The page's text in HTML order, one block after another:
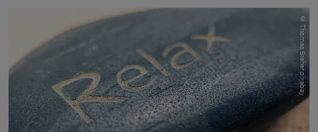
© Thomas Breher pixabay